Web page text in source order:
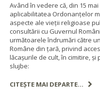
Având în vedere că, din 15
aplicabilitatea Ordonanțelor
aspecte ale vieții religioase
consultării cu Guvernul
următoarele îndrumări către
Române din țară, privind
lăcașurile de cult, în cimitire,
slujbe:
CITEȘTE MAI DEPARTE...